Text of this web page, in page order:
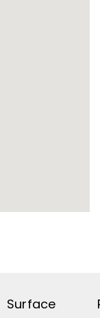
Surface